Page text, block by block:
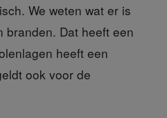
We weten wat er is
branden. Dat heeft een
heeft een
ook voor de